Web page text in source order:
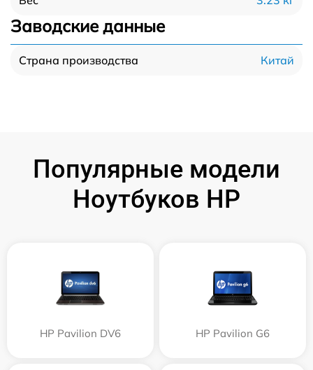
Заводские данные
Страна производства Китай
Популярные модели
Ноутбуков HP
HP Pavilion DV6 HP Pavilion G6